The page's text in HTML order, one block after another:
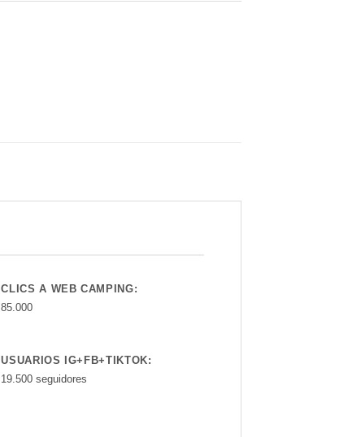
CLICS A WEB CAMPING:
85.000
USUARIOS IG+FB+TIKTOK:
19.500 seguidores